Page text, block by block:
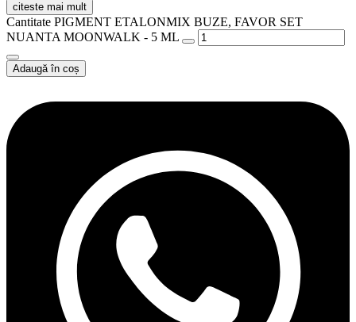
citeste mai mult
Cantitate PIGMENT ETALONMIX BUZE, FAVOR SET
NUANTA MOONWALK - 5 ML
Adaugă în coș